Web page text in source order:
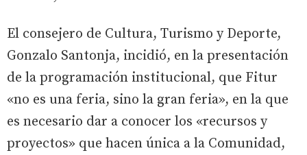
El consejero de Cultura, Turismo y Deporte,
Gonzalo Santonja, incidió, en la presentación
de la programación institucional, que Fitur
«no es una feria, sino la gran feria», en la que
es necesario dar a conocer los «recursos y
proyectos» que hacen única a la Comunidad,